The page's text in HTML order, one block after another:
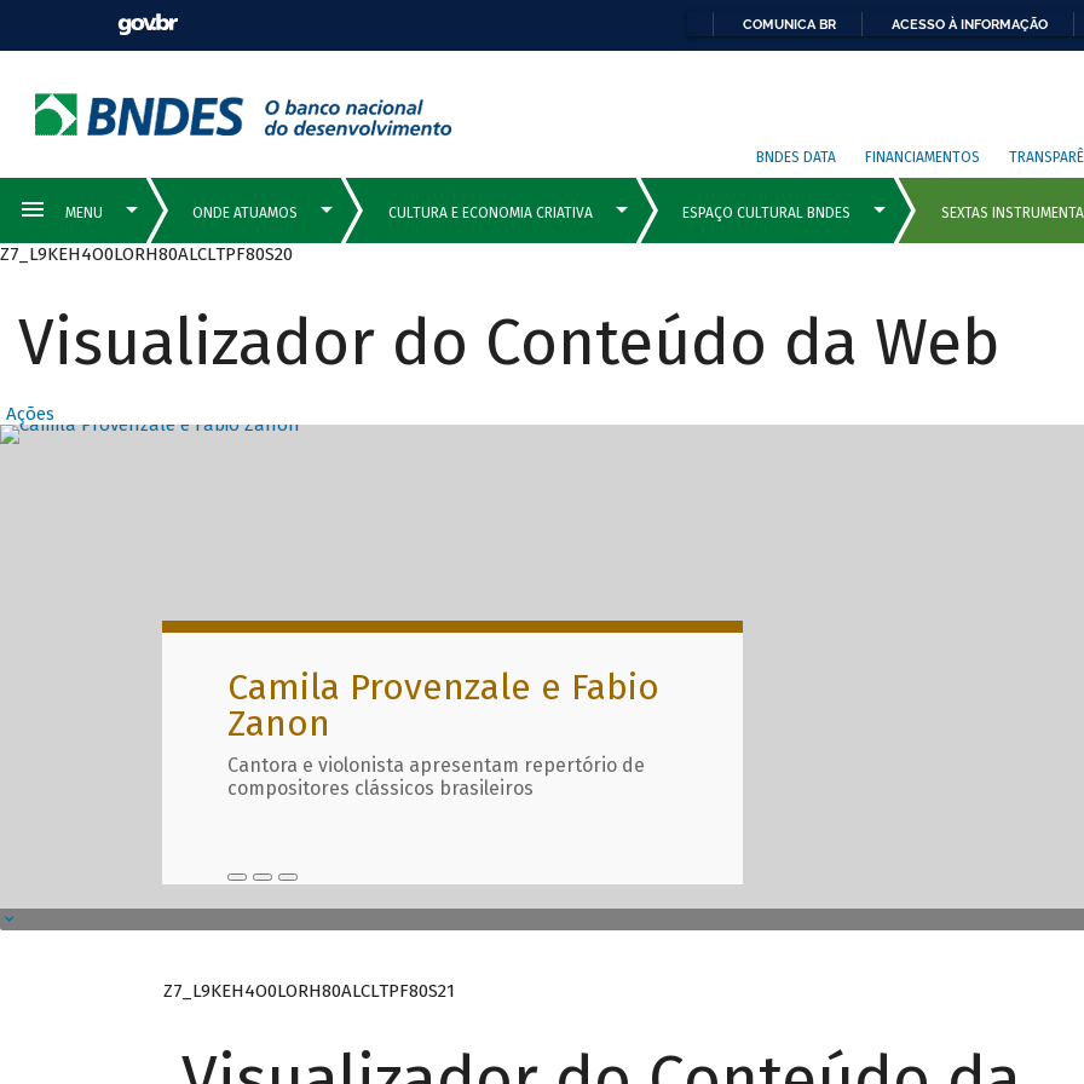
COMUNICA BR ACESSO À INFORMAÇÃO
BNDES DATA FINANCIAMENTOS
Z7_L9KEH4O0LORH80ALCLTPF80S20
Visualizador do Conteúdo da Web
Ações
Destaques Principais com
Camila Provenzale e Fabio
Zanon
Cantora e violonista apresentam repertório de
compositores clássicos brasileiros
Z7_L9KEH4O0LORH80ALCLTPF80S21